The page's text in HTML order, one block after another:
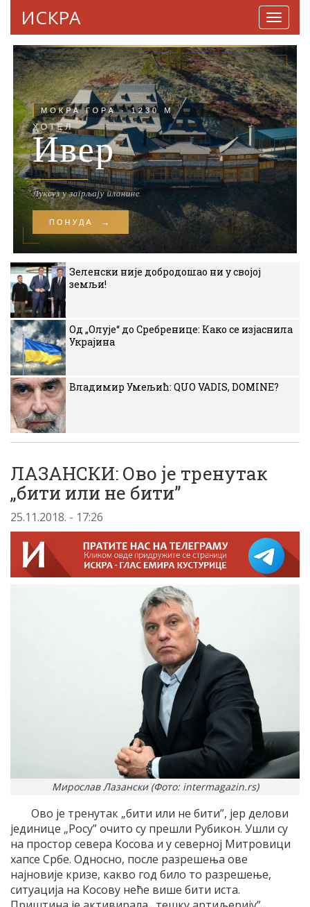
ИСКРА
Зеленски није добродошао ни у својој
земљи!
Од „Олује“ до Сребренице: Како се изјаснила
Украјина
Владимир Умељић: QUO VADIS, DOMINE?
ЛАЗАНСКИ: Ово је тренутак
„бити или не бити”
25.11.2018. - 17:26
Мирослав Лазански (Фото: intermagazin.rs)
Ово је тренутак „бити или не бити”, јер делови
јединице „Росу” очито су прешли Рубикон. Ушли су
на простор севера Косова и у северној Митровици
хапсе Србе. Односно, после разрешења ове
најновије кризе, какво год било то разрешење,
ситуација на Косову неће више бити иста.